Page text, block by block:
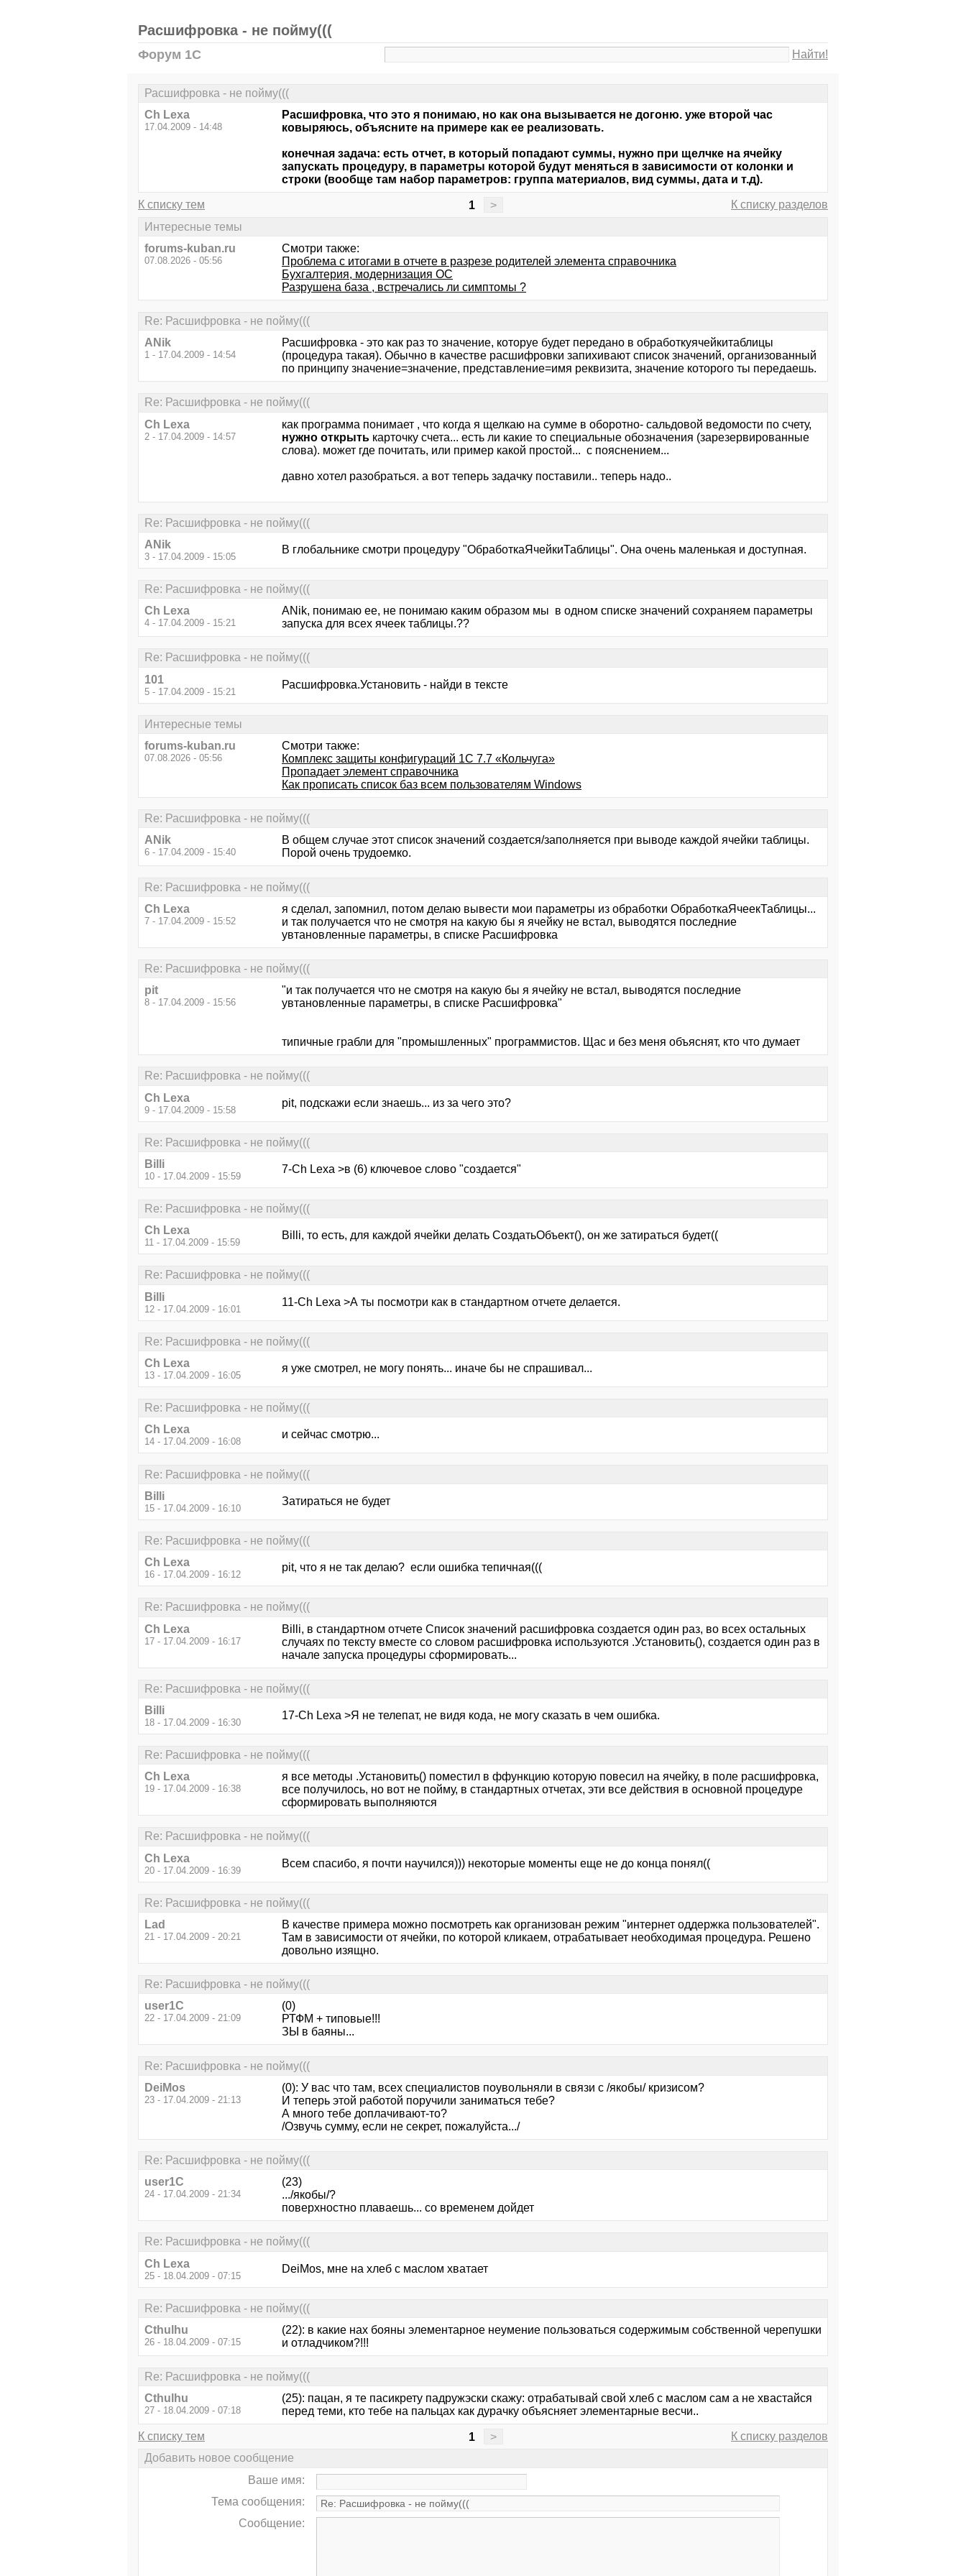
Расшифровка - не пойму(((
Форум 1С Найти!
Расшифровка - не пойму(((
Ch Lexa
17.04.2009 - 14:48
Расшифровка, что это я понимаю, но как она вызывается не догоню. уже второй час
ковыряюсь, объясните на примере как ее реализовать.
конечная задача: есть отчет, в который попадают суммы, нужно при щелчке на ячейку
запускать процедуру, в параметры которой будут меняться в зависимости от колонки и
строки (вообще там набор параметров: группа материалов, вид суммы, дата и т.д).
К списку тем 1 >
К списку разделов
Интересные темы
forums-kuban.ru
07.08.2026 - 05:56
Смотри также:
Проблема с итогами в отчете в разрезе родителей элемента справочника
Бухгалтерия, модернизация ОС
Разрушена база , встречались ли симптомы ?
Re: Расшифровка - не пойму(((
ANik
1 - 17.04.2009 - 14:54
Расшифровка - это как раз то значение, которуе будет передано в обработкуячейкитаблицы
(процедура такая). Обычно в качестве расшифровки запихивают список значений, организованный
по принципу значение=значение, представление=имя реквизита, значение которого ты передаешь.
Re: Расшифровка - не пойму(((
Ch Lexa
2 - 17.04.2009 - 14:57
как программа понимает , что когда я щелкаю на сумме в оборотно- сальдовой ведомости по счету,
нужно открыть карточку счета... есть ли какие то специальные обозначения (зарезервированные
слова). может где почитать, или пример какой простой... с пояснением...
давно хотел разобраться. а вот теперь задачку поставили.. теперь надо..
Re: Расшифровка - не пойму(((
ANik
3 - 17.04.2009 - 15:05
В глобальнике смотри процедуру "ОбработкаЯчейкиТаблицы". Она очень маленькая и доступная.
Re: Расшифровка - не пойму(((
Ch Lexa
4 - 17.04.2009 - 15:21
ANik, понимаю ее, не понимаю каким образом мы в одном списке значений сохраняем параметры
запуска для всех ячеек таблицы.??
Re: Расшифровка - не пойму(((
101
5 - 17.04.2009 - 15:21
Расшифровка.Установить - найди в тексте
Интересные темы
forums-kuban.ru
07.08.2026 - 05:56
Смотри также:
Комплекс защиты конфигураций 1C 7.7 «Кольчуга»
Пропадает элемент справочника
Как прописать список баз всем пользователям Windows
Re: Расшифровка - не пойму(((
ANik
6 - 17.04.2009 - 15:40
В общем случае этот список значений создается/заполняется при выводе каждой ячейки таблицы.
Порой очень трудоемко.
Re: Расшифровка - не пойму(((
Ch Lexa
7 - 17.04.2009 - 15:52
я сделал, запомнил, потом делаю вывести мои параметры из обработки ОбработкаЯчеекТаблицы...
и так получается что не смотря на какую бы я ячейку не встал, выводятся последние
увтановленные параметры, в списке Расшифровка
Re: Расшифровка - не пойму(((
pit
8 - 17.04.2009 - 15:56
"и так получается что не смотря на какую бы я ячейку не встал, выводятся последние
увтановленные параметры, в списке Расшифровка"
типичные грабли для "промышленных" программистов. Щас и без меня объяснят, кто что думает
Re: Расшифровка - не пойму(((
Ch Lexa
9 - 17.04.2009 - 15:58
pit, подскажи если знаешь... из за чего это?
Re: Расшифровка - не пойму(((
Billi
10 - 17.04.2009 - 15:59
7-Ch Lexa >в (6) ключевое слово "создается"
Re: Расшифровка - не пойму(((
Ch Lexa
11 - 17.04.2009 - 15:59
Billi, то есть, для каждой ячейки делать СоздатьОбъект(), он же затираться будет((
Re: Расшифровка - не пойму(((
Billi
12 - 17.04.2009 - 16:01
11-Ch Lexa >А ты посмотри как в стандартном отчете делается.
Re: Расшифровка - не пойму(((
Ch Lexa
13 - 17.04.2009 - 16:05
я уже смотрел, не могу понять... иначе бы не спрашивал...
Re: Расшифровка - не пойму(((
Ch Lexa
14 - 17.04.2009 - 16:08
и сейчас смотрю...
Re: Расшифровка - не пойму(((
Billi
15 - 17.04.2009 - 16:10
Затираться не будет
Re: Расшифровка - не пойму(((
Ch Lexa
16 - 17.04.2009 - 16:12
pit, что я не так делаю? если ошибка тепичная(((
Re: Расшифровка - не пойму(((
Ch Lexa
17 - 17.04.2009 - 16:17
Billi, в стандартном отчете Список значений расшифровка создается один раз, во всех остальных
случаях по тексту вместе со словом расшифровка используются .Установить(), создается один раз в
начале запуска процедуры сформировать...
Re: Расшифровка - не пойму(((
Billi
18 - 17.04.2009 - 16:30
17-Ch Lexa >Я не телепат, не видя кода, не могу сказать в чем ошибка.
Re: Расшифровка - не пойму(((
Ch Lexa
19 - 17.04.2009 - 16:38
я все методы .Установить() поместил в ффункцию которую повесил на ячейку, в поле расшифровка,
все получилось, но вот не пойму, в стандартных отчетах, эти все действия в основной процедуре
сформировать выполняются
Re: Расшифровка - не пойму(((
Ch Lexa
20 - 17.04.2009 - 16:39
Всем спасибо, я почти научился))) некоторые моменты еще не до конца понял((
Re: Расшифровка - не пойму(((
Lad
21 - 17.04.2009 - 20:21
В качестве примера можно посмотреть как организован режим "интернет оддержка пользователей".
Там в зависимости от ячейки, по которой кликаем, отрабатывает необходимая процедура. Решено
довольно изящно.
Re: Расшифровка - не пойму(((
user1C
22 - 17.04.2009 - 21:09
(0)
РТФМ + типовые!!!
ЗЫ в баяны...
Re: Расшифровка - не пойму(((
DeiMos
23 - 17.04.2009 - 21:13
(0): У вас что там, всех специалистов поувольняли в связи с /якобы/ кризисом?
И теперь этой работой поручили заниматься тебе?
А много тебе доплачивают-то?
/Озвучь сумму, если не секрет, пожалуйста.../
Re: Расшифровка - не пойму(((
user1C
24 - 17.04.2009 - 21:34
(23)
.../якобы/?
поверхностно плаваешь... со временем дойдет
Re: Расшифровка - не пойму(((
Ch Lexa
25 - 18.04.2009 - 07:15
DeiMos, мне на хлеб с маслом хватает
Re: Расшифровка - не пойму(((
Cthulhu
26 - 18.04.2009 - 07:15
(22): в какие нах бояны элементарное неумение пользоваться содержимым собственной черепушки
и отладчиком?!!!
Re: Расшифровка - не пойму(((
Cthulhu
27 - 18.04.2009 - 07:18
(25): пацан, я те пасикрету падружэски скажу: отрабатывай свой хлеб с маслом сам а не хвастайся
перед теми, кто тебе на пальцах как дурачку объясняет элементарные весчи..
К списку тем 1 >
К списку разделов
Добавить новое сообщение
Ваше имя:
Тема сообщения:
Сообщение: